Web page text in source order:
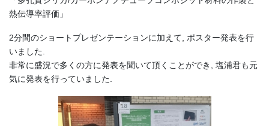
熱伝導率評価」
2分間のショートプレゼンテーションに加えて, ポスター発表を行
いました.
非常に盛況で多くの方に発表を聞いて頂くことができ, 塩浦君も元
気に発表を行っていました.